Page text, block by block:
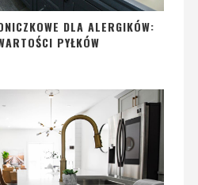
DLA ALERGIKÓW:
PYŁKÓW